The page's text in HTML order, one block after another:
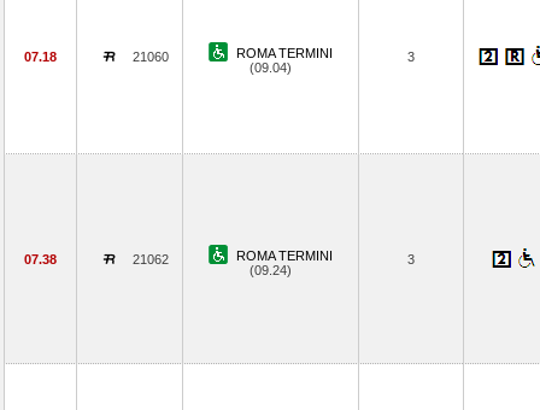
07.18 21060
ROMA TERMINI
(09.04)
3
07.38 21062
ROMA TERMINI
(09.24)
3